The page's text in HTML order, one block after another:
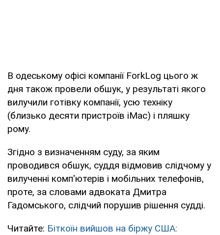
В одеському офісі компанії ForkLog цього ж
дня також провели обшук, у результаті якого
вилучили готівку компанії, усю техніку
(близько десяти пристроїв iMac) і пляшку
рому.
Згідно з визначенням суду, за яким
проводився обшук, суддя відмовив слідчому у
вилученні комп'ютерів і мобільних телефонів,
проте, за словами адвоката Дмитра
Гадомського, слідчий порушив рішення судді.
Читайте: Біткоїн вийшов на біржу США: